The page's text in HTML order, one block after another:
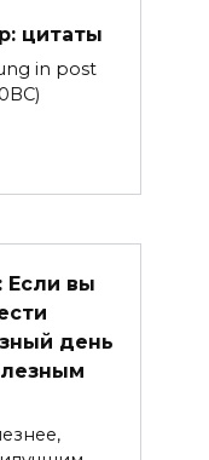
цитаты
in post
Если вы
день